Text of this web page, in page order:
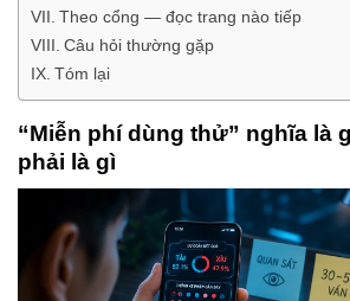
Theo cổng — đọc trang nào tiếp
Câu hỏi thường gặp
Tóm lại
“Miễn phí dùng thử” nghĩa là
phải là gì